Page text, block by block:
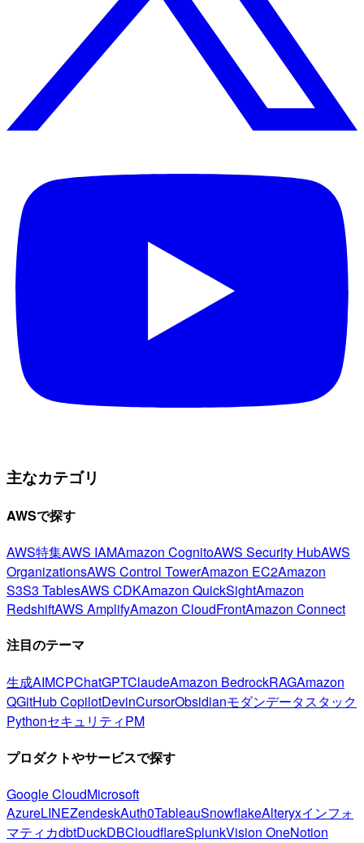
主なカテゴリ
AWSで探す
AWS特集AWS IAMAmazon CognitoAWS Security HubAWS
OrganizationsAWS Control TowerAmazon EC2Amazon
S3S3 TablesAWS CDKAmazon QuickSightAmazon
RedshiftAWS AmplifyAmazon CloudFrontAmazon Connect
注目のテーマ
生成AIMCPChatGPTClaudeAmazon BedrockRAGAmazon
QGitHub CopilotDevinCursorObsidianモダンデータスタック
PythonセキュリティPM
プロダクトやサービスで探す
Google CloudMicrosoft
AzureLINEZendeskAuth0TableauSnowflakeAlteryxインフォ
マティカdbtDuckDBCloudflareSplunkVision OneNotion